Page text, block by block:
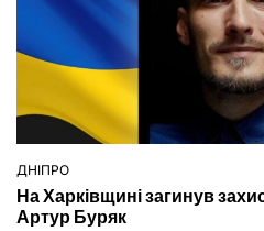
ОПУБЛІКУВАТИ
У
ДНІПРО
На Харківщині загинув
Артур Буряк